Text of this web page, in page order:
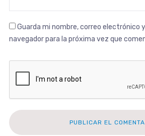
Guarda mi nombre, correo electrónico
navegador para la próxima vez que